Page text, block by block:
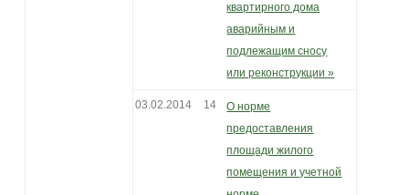
квартирного дома
аварийным и
подлежащим сносу
или реконструкции »
03.02.2014 14
О норме
предоставления
площади жилого
помещения и учетной